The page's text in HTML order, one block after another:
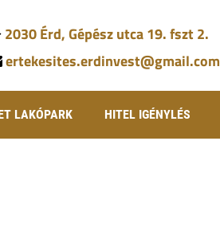
2030 Érd, Gépész utca 19. fszt 2.
ertekesites.erdinvest@gmail.com
LAKÓPARK HITEL IGÉNYLÉS